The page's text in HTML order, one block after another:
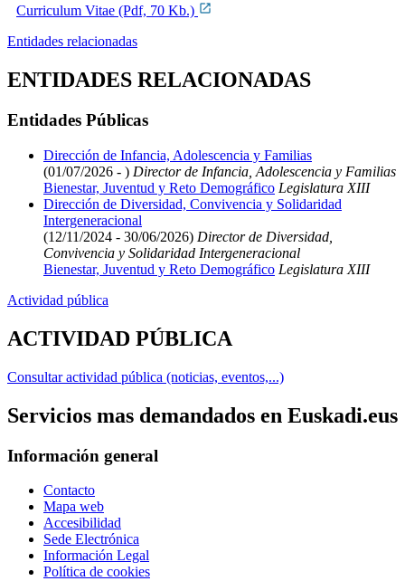
Curriculum Vitae (Pdf, 70 Kb.)
Entidades relacionadas
ENTIDADES RELACIONADAS
Entidades Públicas
Dirección de Infancia, Adolescencia y Familias
(01/07/2026 - ) Director de Infancia, Adolescencia y Familias
Bienestar, Juventud y Reto Demográfico Legislatura XIII
Dirección de Diversidad, Convivencia y Solidaridad
Intergeneracional
(12/11/2024 - 30/06/2026) Director de Diversidad,
Convivencia y Solidaridad Intergeneracional
Bienestar, Juventud y Reto Demográfico Legislatura XIII
Actividad pública
ACTIVIDAD PÚBLICA
Consultar actividad pública (noticias, eventos,...)
Servicios mas demandados en Euskadi.eus
Información general
Contacto
Mapa web
Accesibilidad
Sede Electrónica
Información Legal
Política de cookies